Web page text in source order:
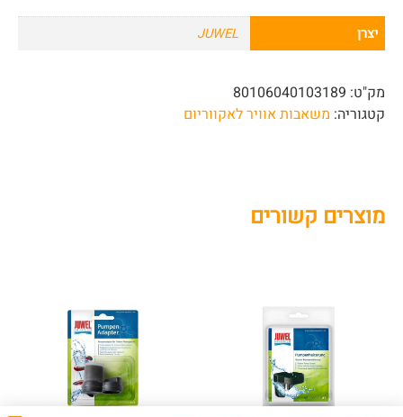
יצרן JUWEL
מק"ט: 80106040103189
קטגוריה: משאבות אוויר לאקווריום
מוצרים קשורים